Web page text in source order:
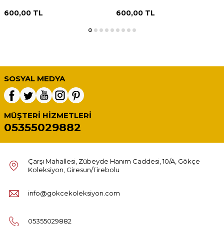
600,00 TL 600,00TL
SOSYAL MEDYA
MÜŞTERI HIZMETLERI
05355029882
Çarşı Mahallesi, Zübeyde Hanım Caddesi, 10/A, Gökçe
Koleksiyon, Giresun/Tirebolu
info@gokcekoleksiyon.com
05355029882